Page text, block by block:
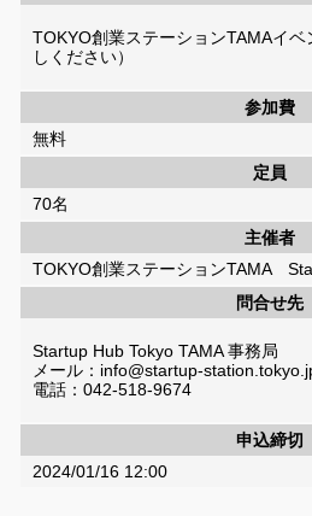
TOKYO創業ステーションTAMAイ
しください）
参加費
無料
定員
70名
主催者
TOKYO創業ステーションTAMA
問合せ先
Startup Hub Tokyo TAMA 事務局
メール：info@startup-
電話：042-518-9674
申込締切
2024/01/16 12:00